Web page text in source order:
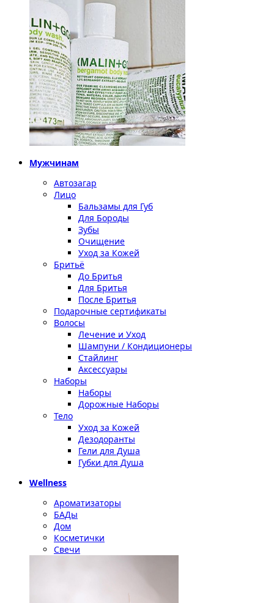
Мужчинам
Автозагар
Лицо
Бальзамы для Губ
Для Бороды
Зубы
Очищение
Уход за Кожей
Бритьё
До Бритья
Для Бритья
После Бритья
Подарочные сертификаты
Волосы
Лечение и Уход
Шампуни / Кондиционеры
Стайлинг
Аксессуары
Наборы
Наборы
Дорожные Наборы
Тело
Уход за Кожей
Дезодоранты
Гели для Душа
Губки для Душа
Wellness
Ароматизаторы
БАДы
Дом
Косметички
Свечи